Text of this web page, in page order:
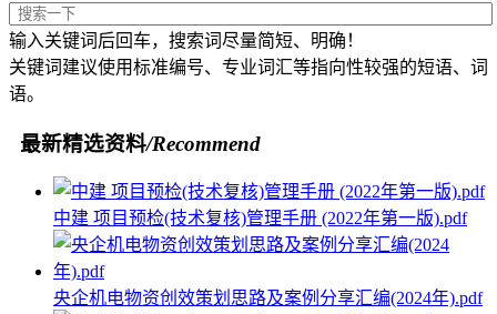
输入关键词后回车，搜索词尽量简短、明确！
关键词建议使用标准编号、专业词汇等指向性较强的短语、词
语。
最新精选资料/Recommend
中建 项目预检(技术复核)管理手册 (2022年第一版).pdf
央企机电物资创效策划思路及案例分享汇编(2024年).pdf